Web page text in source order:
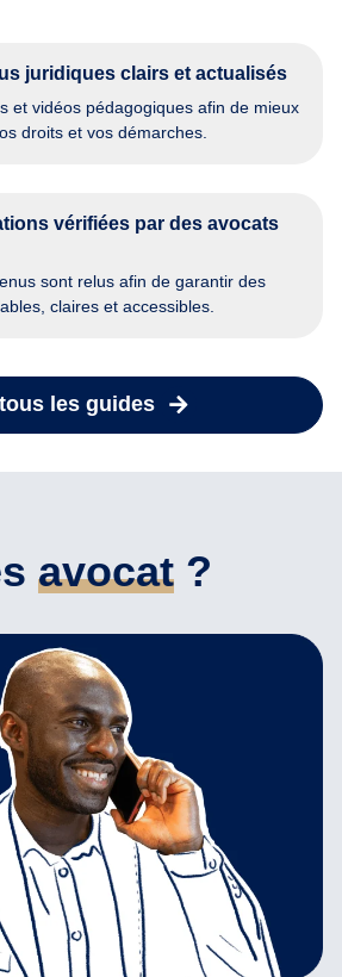
juridiques clairs et actualisés
et vidéos pédagogiques afin de mieux
droits et vos démarches.
vérifiées par des avocats
sont relus afin de garantir des
claires et accessibles.
les guides
avocat ?